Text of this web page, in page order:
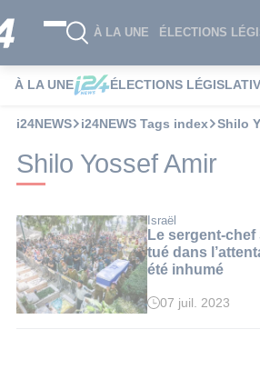
À LA UNE ÉLECTIONS
À LA UNE ÉLECTIONS
i24NEWS i24NEWS Tags index Shilo
Shilo Yossef Amir
Israël
Le sergent-chef
tué dans
été inhumé
Temps
07 juil. 2023